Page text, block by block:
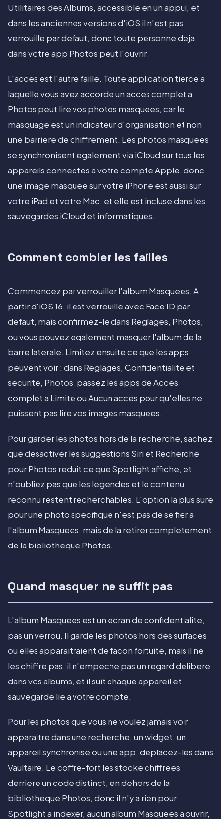
Utilitaires des Albums, accessible en un appui, et
dans les anciennes versions d'iOS il n'est pas
verrouille par defaut, donc toute personne deja
dans votre app Photos peut l'ouvrir.
L'acces est l'autre faille. Toute application tierce a
laquelle vous avez accorde un acces complet a
Photos peut lire vos photos masquees, car le
masquage est un indicateur d'organisation et non
une barriere de chiffrement. Les photos masquees
se synchronisent egalement via iCloud sur tous les
appareils connectes a votre compte Apple, donc
une image masquee sur votre iPhone est aussi sur
votre iPad et votre Mac, et elle est incluse dans les
sauvegardes iCloud et informatiques.
Comment combler les failles
Commencez par verrouiller l'album Masquees. A
partir d'iOS 16, il est verrouille avec Face ID par
defaut, mais confirmez-le dans Reglages, Photos,
ou vous pouvez egalement masquer l'album de la
barre laterale. Limitez ensuite ce que les apps
peuvent voir : dans Reglages, Confidentialite et
securite, Photos, passez les apps de Acces
complet a Limite ou Aucun acces pour qu'elles ne
puissent pas lire vos images masquees.
Pour garder les photos hors de la recherche, sachez
que desactiver les suggestions Siri et Recherche
pour Photos reduit ce que Spotlight affiche, et
n'oubliez pas que les legendes et le contenu
reconnu restent recherchables. L'option la plus sure
pour une photo specifique n'est pas de se fier a
l'album Masquees, mais de la retirer completement
de la bibliotheque Photos.
Quand masquer ne suffit pas
L'album Masquees est un ecran de confidentialite,
pas un verrou. Il garde les photos hors des surfaces
ou elles apparaitraient de facon fortuite, mais il ne
les chiffre pas, il n'empeche pas un regard delibere
dans vos albums, et il suit chaque appareil et
sauvegarde lie a votre compte.
Pour les photos que vous ne voulez jamais voir
apparaitre dans une recherche, un widget, un
appareil synchronise ou une app, deplacez-les dans
Vaultaire. Le coffre-fort les stocke chiffrees
derriere un code distinct, en dehors de la
bibliotheque Photos, donc il n'y a rien pour
Spotlight a indexer, aucun album Masquees a ouvrir,